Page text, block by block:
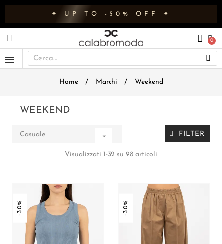
✦ UP TO -50% OFF ✦
Home Marchi Weekend
WEEKEND
Casuale  FILTER
Visualizzati 1-32 su 98 articoli
-30% -30%